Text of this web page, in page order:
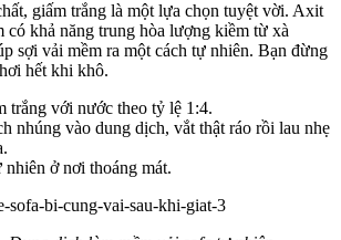
giấm trắng là một lựa chọn tuyệt vời. Axit
có khả năng trung hòa lượng kiềm từ xà
sợi vải mềm ra một cách tự nhiên. Bạn đừng
hết khi khô.
trắng với nước theo tỷ lệ 1:4.
nhúng vào dung dịch, vắt thật ráo rồi lau nhẹ
ở nơi thoáng mát.